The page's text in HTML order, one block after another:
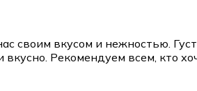
своим вкусом и нежностью.
Рекомендуем всем, кто